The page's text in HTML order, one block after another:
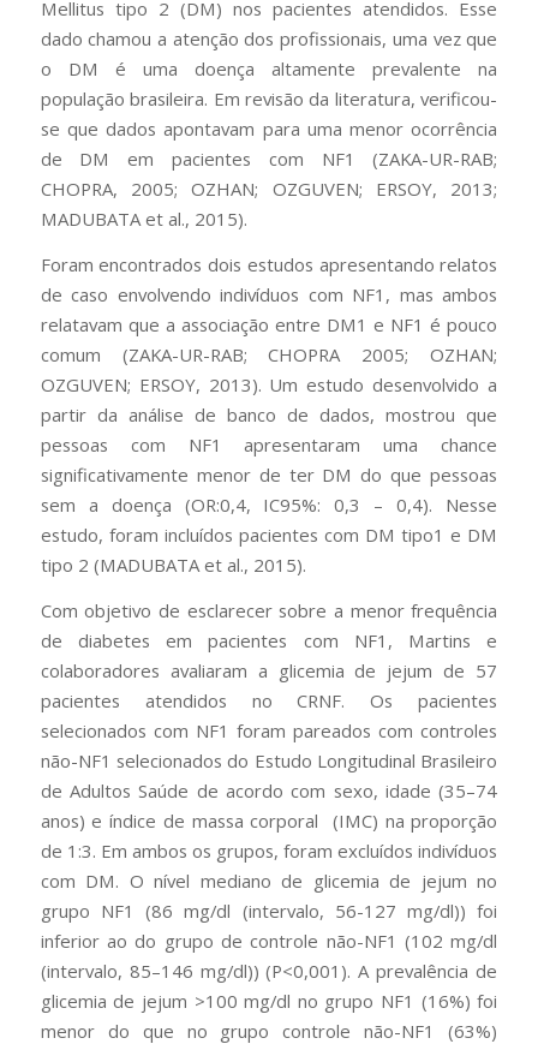
Mellitus tipo 2 (DM) nos pacientes atendidos. Esse
dado chamou a atenção dos profissionais, uma vez que
o DM é uma doença altamente prevalente na
população brasileira. Em revisão da literatura, verificou-
se que dados apontavam para uma menor ocorrência
de DM em pacientes com NF1 (ZAKA-UR-RAB;
CHOPRA, 2005; OZHAN; OZGUVEN; ERSOY, 2013;
MADUBATA et al., 2015).
Foram encontrados dois estudos apresentando relatos
de caso envolvendo indivíduos com NF1, mas ambos
relatavam que a associação entre DM1 e NF1 é pouco
comum (ZAKA-UR-RAB; CHOPRA 2005; OZHAN;
OZGUVEN; ERSOY, 2013). Um estudo desenvolvido a
partir da análise de banco de dados, mostrou que
pessoas com NF1 apresentaram uma chance
significativamente menor de ter DM do que pessoas
sem a doença (OR:0,4, IC95%: 0,3 – 0,4). Nesse
estudo, foram incluídos pacientes com DM tipo1 e DM
tipo 2 (MADUBATA et al., 2015).
Com objetivo de esclarecer sobre a menor frequência
de diabetes em pacientes com NF1, Martins e
colaboradores avaliaram a glicemia de jejum de 57
pacientes atendidos no CRNF. Os pacientes
selecionados com NF1 foram pareados com controles
não-NF1 selecionados do Estudo Longitudinal Brasileiro
de Adultos Saúde de acordo com sexo, idade (35–74
anos) e índice de massa corporal (IMC) na proporção
de 1:3. Em ambos os grupos, foram excluídos indivíduos
com DM. O nível mediano de glicemia de jejum no
grupo NF1 (86 mg/dl (intervalo, 56-127 mg/dl)) foi
inferior ao do grupo de controle não-NF1 (102 mg/dl
(intervalo, 85–146 mg/dl)) (P<0,001). A prevalência de
glicemia de jejum >100 mg/dl no grupo NF1 (16%) foi
menor do que no grupo controle não-NF1 (63%)